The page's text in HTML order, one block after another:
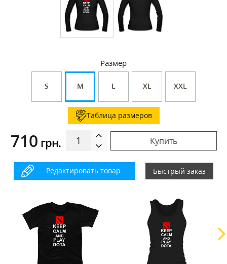
Размер
S M L XL XXL
Таблица размеров
710 грн. Купить
Редактировать товар Быстрый заказ